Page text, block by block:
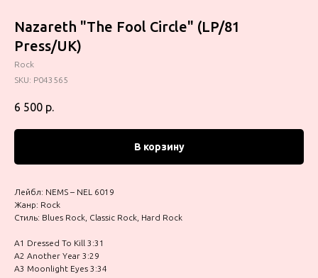
Nazareth "The Fool Circle" (LP/81
Press/UK)
Rock
SKU: P043565
6 500 р.
В корзину
Лейбл: NEMS – NEL 6019
Жанр: Rock
Стиль: Blues Rock, Classic Rock, Hard Rock
A1 Dressed To Kill 3:31
A2 Another Year 3:29
A3 Moonlight Eyes 3:34